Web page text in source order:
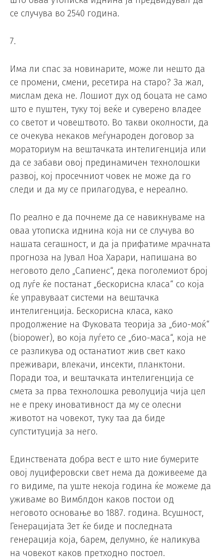
се случува во 2540 година.
7.
Има ли спас за новинарите, може ли нешто да
се промени, смени, ресетира на старо? За жал,
мислам дека не. Лошиот дух од боцата не само
што е пуштен, туку тој веќе и суверено владее
со светот и човештвото. Во такви околности, да
се очекува некаков меѓународен договор за
мораториум на вештачката интелигенција или
да се забави овој прединамичен технолошки
развој, кој просечниот човек не може да го
следи и да му се прилагодува, е нереално.
По реално е да почнеме да се навикнуваме на
оваа утописка иднина која ни се случува во
нашата сегашност, и да ја прифатиме мрачната
прогноза на Јувал Ноа Харари, напишана во
неговото дело „Сапиенс“, дека поголемиот број
од луѓе ќе постанат „бескорисна класа“ со која
ќе управуваат системи на вештачка
интелигенција. Бескорисна класа, како
продолжение на Фуковата теорија за „био-моќ“
(biopower), во која луѓето се „био-маса“, која не
се разликува од останатиот жив свет како
преживари, влекачи, инсекти, планктони.
Поради тоа, и вештачката интелигенција се
смета за прва технолошка револуција чија цел
не е преку иновативност да му се олесни
животот на човекот, туку таа да биде
супституција за него.
Единствената добра вест е што ние бумерите
овој луциферовски свет нема да доживееме да
го видиме, па уште некоја година ќе можеме да
уживаме во Вимблдон каков постои од
неговото основање во 1887. година. Всушност,
Генерацијата Зет ќе биде и последната
генерација која, барем, делумно, ќе наликува
на човекот каков претходно постоел.